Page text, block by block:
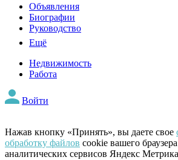
Объявления
Биографии
Руководство
Ещё
Недвижимость
Работа
Войти
Нажав кнопку «Принять», вы даете свое
обработку файлов cookie вашего
аналитических сервисов Яндекс